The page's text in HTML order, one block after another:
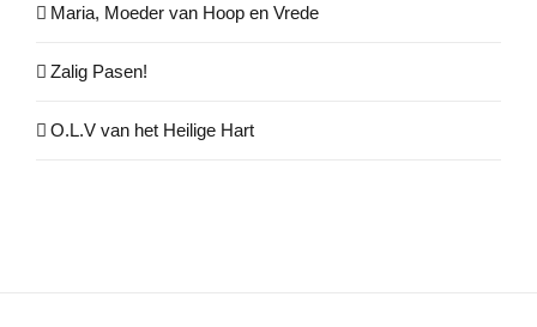
Maria, Moeder van Hoop en Vrede
Zalig Pasen!
O.L.V van het Heilige Hart